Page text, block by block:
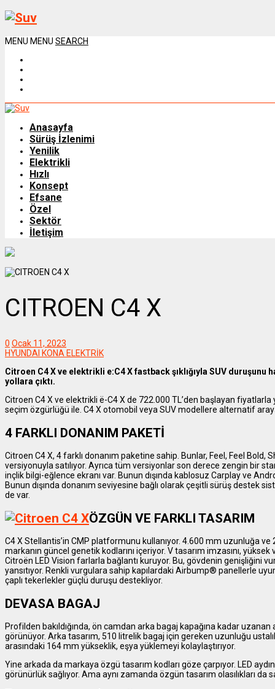
MENU MENU SEARCH
Anasayfa
Sürüş İzlenimi
Yenilik
Elektrikli
Hızlı
Konsept
Efsane
Özel
Sektör
İletişim
CITROEN C4 X
0 Ocak 11, 2023
HYUNDAI KONA ELEKTRİK
Citroen C4 X ve elektrikli e:C4 X fastback şıklığıyla SUV duruşunu
yollara çıktı.
Citroen C4 X ve elektrikli ë-C4 X de 722.000 TL’den başlayan
seçim özgürlüğü ile. C4 X otomobil veya SUV modellere alternatif
4 FARKLI DONANIM PAKETİ
Citroen C4 X, 4 farklı donanım paketine sahip. Bunlar, Feel, Feel Bold,
versiyonuyla satılıyor. Ayrıca tüm versiyonlar son derece zengin bir
inçlik bilgi-eğlence ekranı var. Bunun dışında kablosuz Carplay ve
Bunun dışında donanım seviyesine bağlı olarak çeşitli sürüş destek
de var.
ÖZGÜN VE FARKLI TASARIM
C4 X Stellantis’in CMP platformunu kullanıyor. 4.600 mm uzunluğa
markanın güncel genetik kodlarını içeriyor. V tasarım imzasını,
Citroën LED Vision farlarla bağlantı kuruyor. Bu, gövdenin genişliğini
yansıtıyor. Renkli vurgulara sahip kapılardaki Airbump® panellerle
çaplı tekerlekler güçlü duruşu destekliyor.
DEVASA BAGAJ
Profilden bakıldığında, ön camdan arka bagaj kapağına kadar
görünüyor. Arka tasarım, 510 litrelik bagaj için gereken uzunluğu
arasındaki 164 mm yükseklik, eşya yüklemeyi kolaylaştırıyor.
Yine arkada da markaya özgü tasarım kodları göze çarpıyor. LED
görünürlük sağlıyor. Ama aynı zamanda özgün tasarım olasılıkları da